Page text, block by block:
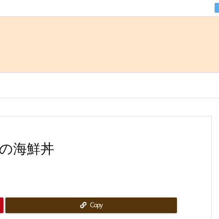
海鮮丼
Copy